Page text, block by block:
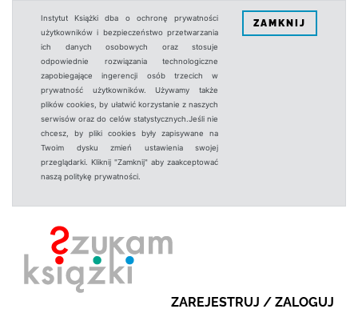
Instytut Książki dba o ochronę prywatności
użytkowników i bezpieczeństwo przetwarzania
ich danych osobowych oraz stosuje
odpowiednie rozwiązania technologiczne
zapobiegające ingerencji osób trzecich w
prywatność użytkowników. Używamy także
plików cookies, by ułatwić korzystanie z naszych
serwisów oraz do celów statystycznych.Jeśli nie
chcesz, by pliki cookies były zapisywane na
Twoim dysku zmień ustawienia swojej
przeglądarki. Kliknij "Zamknij" aby zaakceptować
naszą politykę prywatności.
ZAMKNIJ
ZAREJESTRUJ / ZALOGUJ